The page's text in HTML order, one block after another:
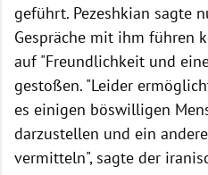
geführt. Pezeshkian sagte
Gespräche mit ihm führen
auf "Freundlichkeit und
gestoßen. "Leider
es einigen böswilligen
darzustellen und ein
vermitteln", sagte der